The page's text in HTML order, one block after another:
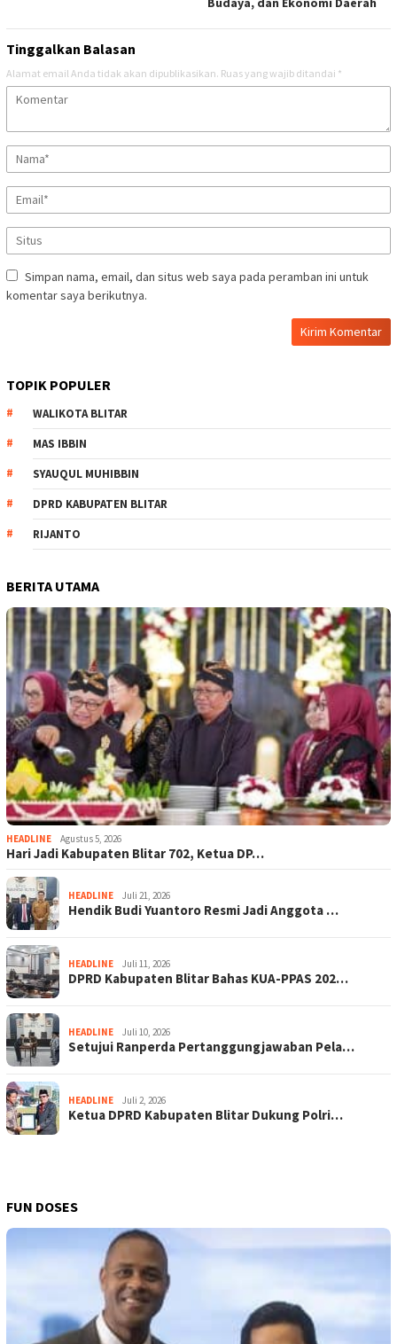
Tinggalkan Balasan
Alamat email Anda tidak akan dipublikasikan. Ruas yang wajib ditandai *
Simpan nama, email, dan situs web saya pada peramban ini untuk
komentar saya berikutnya.
TOPIK POPULER
WALIKOTA BLITAR
MAS IBBIN
SYAUQUL MUHIBBIN
DPRD KABUPATEN BLITAR
RIJANTO
BERITA UTAMA
HEADLINE Agustus 5, 2026
Hari Jadi Kabupaten Blitar 702, Ketua DP…
HEADLINE Juli 21, 2026
Hendik Budi Yuantoro Resmi Jadi Anggota …
HEADLINE Juli 11, 2026
DPRD Kabupaten Blitar Bahas KUA-PPAS 202…
HEADLINE Juli 10, 2026
Setujui Ranperda Pertanggungjawaban Pela…
HEADLINE Juli 2, 2026
Ketua DPRD Kabupaten Blitar Dukung Polri…
FUN DOSES